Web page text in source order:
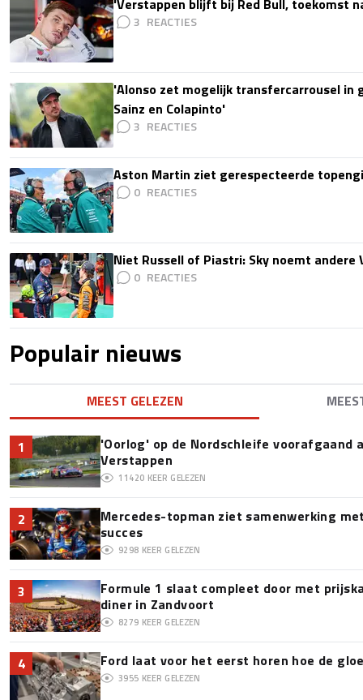
'Verstappen blijft bij Red Bull, toekomst
3
'Alonso zet mogelijk transfercarrousel in
Sainz en Colapinto'
3
Aston Martin ziet gerespecteerde
0
Niet Russell of Piastri: Sky noemt
0
Populair nieuws
MEEST GELEZEN
1
'Oorlog' op de Nordschleife voorafgaand
Verstappen
11420 KEER GELEZEN
2
Mercedes-topman ziet samenwerking
succes
9298 KEER GELEZEN
3
Formule 1 slaat compleet door met
diner in Zandvoort
8279 KEER GELEZEN
4 Ford laat voor het eerst horen hoe de
3955 KEER GELEZEN